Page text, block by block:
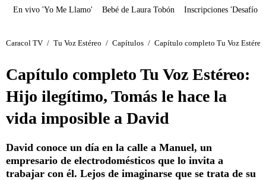
En vivo 'Yo Me Llamo' Bebé de Laura Tobón Inscripciones 'Desafío'
Caracol TV / Tu Voz Estéreo / Capítulos / Capítulo completo Tu Voz
Capítulo completo Tu Voz Estéreo:
Hijo ilegítimo, Tomás le hace la
vida imposible a David
David conoce un día en la calle a Manuel, un
empresario de electrodomésticos que lo invita a
trabajar con él. Lejos de imaginarse que se trata de su